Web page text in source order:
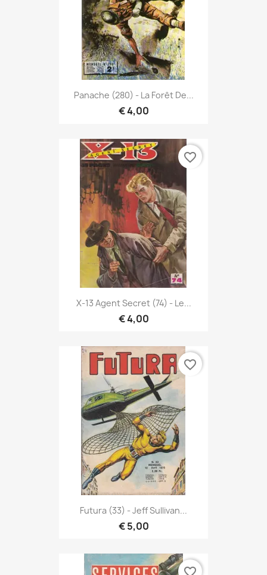
Panache (280) - La Forêt De...
€ 4,00
X-13 Agent Secret (74) - Le...
€ 4,00
favorite_border
Futura (33) - Jeff Sullivan...
€ 5,00
favorite_border